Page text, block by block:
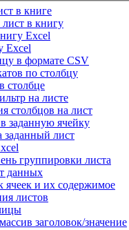
в книге
в книгу
Excel
Excel
в формате CSV
по столбцу
столбце
на листе
столбцов на лист
заданную ячейку
заданный лист
группировки листа
данных
ячеек и их содержимое
листов
заголовок/значение